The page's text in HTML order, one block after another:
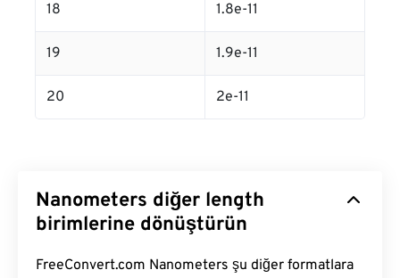
18 1.8e-11
19 1.9e-11
20 2e-11
Nanometers diğer length
birimlerine dönüştürün
FreeConvert.com Nanometers şu diğer formatlara